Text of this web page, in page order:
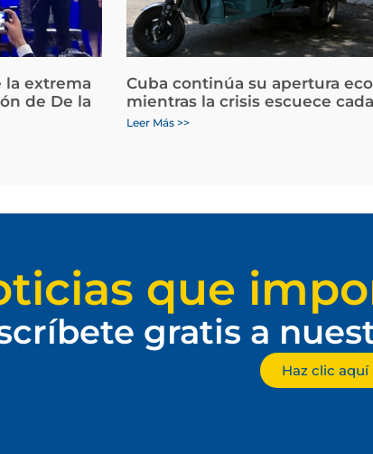
la extrema
de De la
Cuba continúa su apertura
mientras la crisis escuece
Leer Más >>
que
gratis a
Haz clic aquí